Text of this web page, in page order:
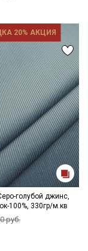
20% АКЦИЯ
голубой джинс,
100%, 330гр/м.кв
руб.